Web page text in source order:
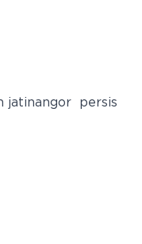
jatinangor persis